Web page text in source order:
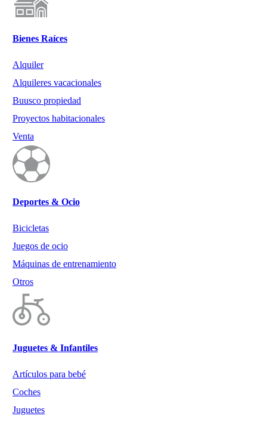
Bienes Raíces
Alquiler
Alquileres vacacionales
Buusco propiedad
Proyectos habitacionales
Venta
Deportes & Ocio
Bicicletas
Juegos de ocio
Máquinas de entrenamiento
Otros
Juguetes & Infantiles
Artículos para bebé
Coches
Juguetes